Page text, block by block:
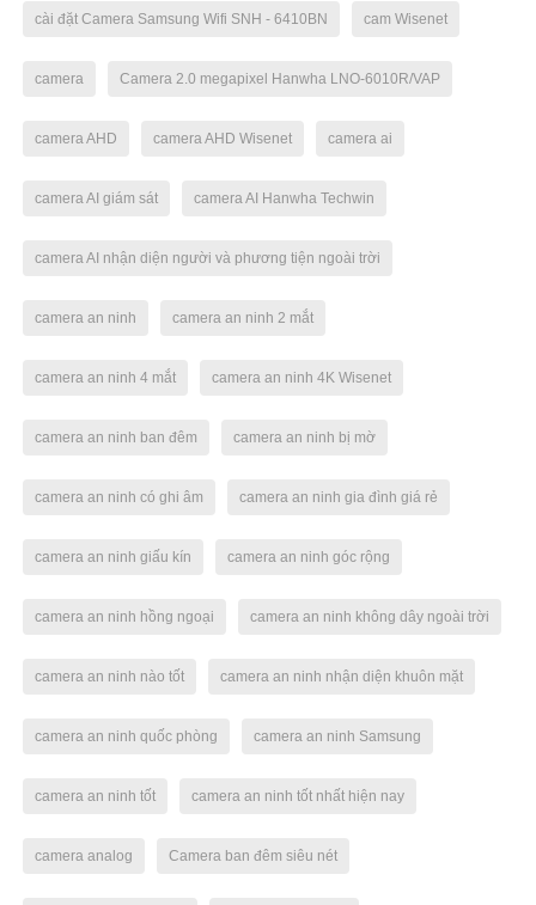
cài đặt Camera Samsung Wifi SNH - 6410BN cam Wisenet
camera Camera 2.0 megapixel Hanwha LNO-6010R/VAP
camera AHD camera AHD Wisenet camera ai
camera AI giám sát camera AI Hanwha Techwin
camera AI nhận diện người và phương tiện ngoài trời
camera an ninh camera an ninh 2 mắt
camera an ninh 4 mắt camera an ninh 4K Wisenet
camera an ninh ban đêm camera an ninh bị mờ
camera an ninh có ghi âm camera an ninh gia đình giá rẻ
camera an ninh giấu kín camera an ninh góc rộng
camera an ninh hồng ngoại camera an ninh không dây ngoài trời
camera an ninh nào tốt camera an ninh nhận diện khuôn mặt
camera an ninh quốc phòng camera an ninh Samsung
camera an ninh tốt camera an ninh tốt nhất hiện nay
camera analog Camera ban đêm siêu nét